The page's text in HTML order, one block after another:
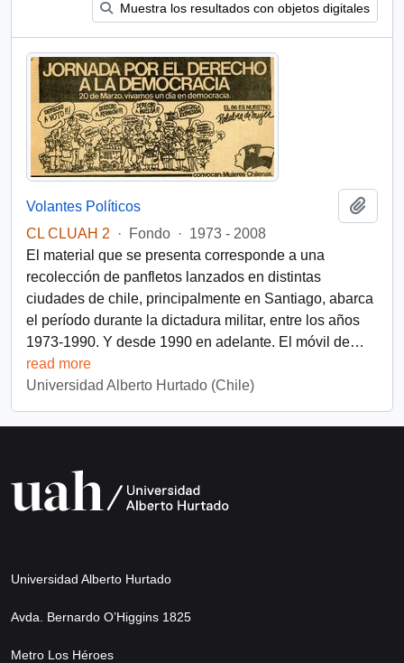
Muestra los resultados con objetos digitales
Volantes Políticos
CL CLUAH 2
· Fondo · 1973 - 2008
El material que se presenta corresponde a una
recolección de panfletos lanzados en distintas
ciudades de chile, principalmente en Santiago, abarca
el período durante la dictadura militar, entre los años
1973-1990. Y desde 1990 en adelante. El móvil de…
read more
Universidad Alberto Hurtado (Chile)
Universidad Alberto Hurtado
Avda. Bernardo O’Higgins 1825
Metro Los Héroes